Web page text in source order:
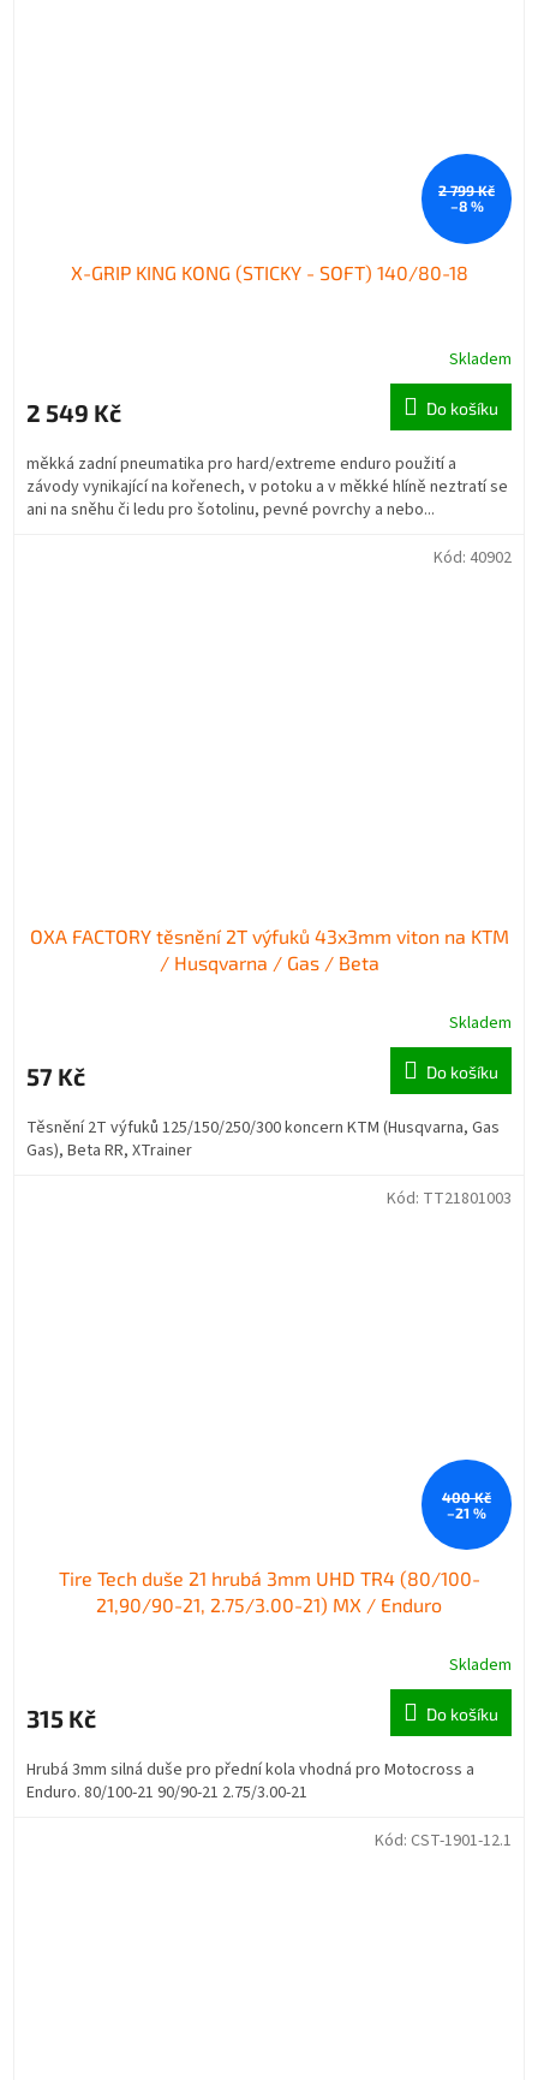
2 799 Kč
–8 %
X-GRIP KING KONG (STICKY - SOFT) 140/80-18
Skladem
2 549 Kč Do košíku
měkká zadní pneumatika pro hard/extreme enduro použití a
závody vynikající na kořenech, v potoku a v měkké hlíně neztratí se
ani na sněhu či ledu pro šotolinu, pevné povrchy a nebo...
OXA FACTORY těsnění 2T výfuků 43x3mm viton na KTM
/ Husqvarna / Gas / Beta
Skladem
57 Kč Do košíku
Těsnění 2T výfuků 125/150/250/300 koncern KTM (Husqvarna, Gas
Gas), Beta RR, XTrainer
Kód: 40902
400 Kč
–21 %
Tire Tech duše 21 hrubá 3mm UHD TR4 (80/100-
21,90/90-21, 2.75/3.00-21) MX / Enduro
Skladem
315 Kč Do košíku
Hrubá 3mm silná duše pro přední kola vhodná pro Motocross a
Enduro. 80/100-21 90/90-21 2.75/3.00-21
Kód: TT21801003
Kód: CST-1901-12.1